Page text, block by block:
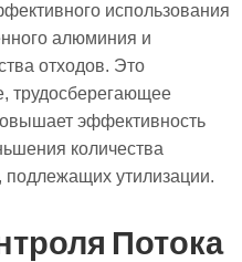
использования
алюминия и
отходов. Это
трудосберегающее
эффективность
количества
подлежащих утилизации.
Потока